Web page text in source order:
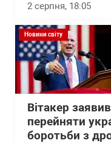
2 серпня, 18:05
Новини світу
Вітакер
перейняти
боротьби з